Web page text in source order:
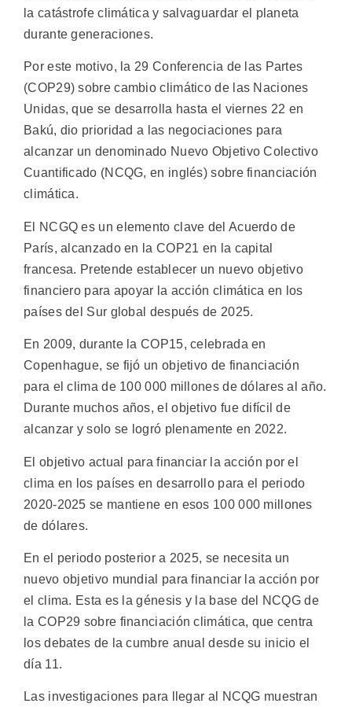
la catástrofe climática y salvaguardar el planeta
durante generaciones.
Por este motivo, la 29 Conferencia de las Partes
(COP29) sobre cambio climático de las Naciones
Unidas, que se desarrolla hasta el viernes 22 en
Bakú, dio prioridad a las negociaciones para
alcanzar un denominado Nuevo Objetivo Colectivo
Cuantificado (NCQG, en inglés) sobre financiación
climática.
El NCGQ es un elemento clave del Acuerdo de
París, alcanzado en la COP21 en la capital
francesa. Pretende establecer un nuevo objetivo
financiero para apoyar la acción climática en los
países del Sur global después de 2025.
En 2009, durante la COP15, celebrada en
Copenhague, se fijó un objetivo de financiación
para el clima de 100 000 millones de dólares al año.
Durante muchos años, el objetivo fue difícil de
alcanzar y solo se logró plenamente en 2022.
El objetivo actual para financiar la acción por el
clima en los países en desarrollo para el periodo
2020-2025 se mantiene en esos 100 000 millones
de dólares.
En el periodo posterior a 2025, se necesita un
nuevo objetivo mundial para financiar la acción por
el clima. Esta es la génesis y la base del NCQG de
la COP29 sobre financiación climática, que centra
los debates de la cumbre anual desde su inicio el
día 11.
Las investigaciones para llegar al NCQG muestran